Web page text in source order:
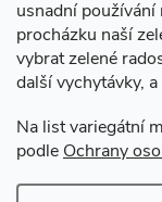
usnadní
procházku naší
vybrat zelené
další vychytávky,
Na list variegátní
podle Ochrany
MOHLO BY
O GARDNERS
Gardners Design